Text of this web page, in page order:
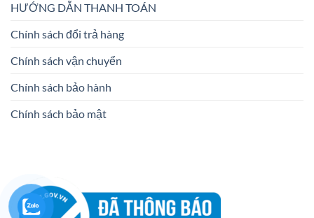
HƯỚNG DẪN THANH TOÁN
Chính sách đổi trả hàng
Chính sách vận chuyển
Chính sách bảo hành
Chính sách bảo mật